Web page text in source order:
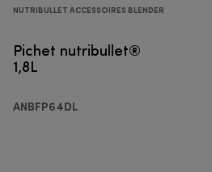
NUTRIBULLET ACCESSOIRES BLENDER
Pichet nutribullet®
1,8L
ANBFP64DL